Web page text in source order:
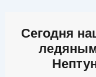
Сегодня